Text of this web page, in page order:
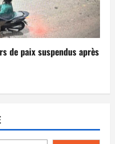
de paix suspendus après